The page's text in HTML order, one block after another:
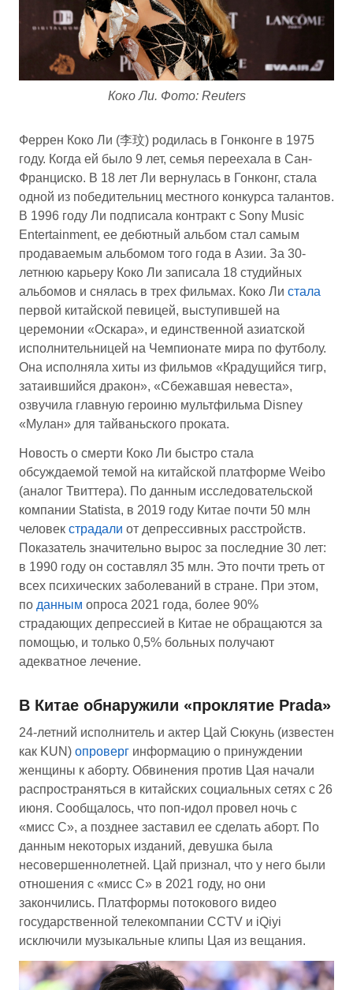
Коко Ли. Фото: Reuters
Феррен Коко Ли (李玟) родилась в Гонконге в 1975
году. Когда ей было 9 лет, семья переехала в Сан-
Франциско. В 18 лет Ли вернулась в Гонконг, стала
одной из победительниц местного конкурса талантов.
В 1996 году Ли подписала контракт с Sony Music
Entertainment, ее дебютный альбом стал самым
продаваемым альбомом того года в Азии. За 30-
летнюю карьеру Коко Ли записала 18 студийных
альбомов и снялась в трех фильмах. Коко Ли стала
первой китайской певицей, выступившей на
церемонии «Оскара», и единственной азиатской
исполнительницей на Чемпионате мира по футболу.
Она исполняла хиты из фильмов «Крадущийся тигр,
затаившийся дракон», «Сбежавшая невеста»,
озвучила главную героиню мультфильма Disney
«Мулан» для тайваньского проката.
Новость о смерти Коко Ли быстро стала
обсуждаемой темой на китайской платформе Weibo
(аналог Твиттера). По данным исследовательской
компании Statista, в 2019 году Китае почти 50 млн
человек страдали от депрессивных расстройств.
Показатель значительно вырос за последние 30 лет:
в 1990 году он составлял 35 млн. Это почти треть от
всех психических заболеваний в стране. При этом,
по данным опроса 2021 года, более 90%
страдающих депрессией в Китае не обращаются за
помощью, и только 0,5% больных получают
адекватное лечение.
В Китае обнаружили «проклятие Prada»
24-летний исполнитель и актер Цай Сюкунь (известен
как KUN) опроверг информацию о принуждении
женщины к аборту. Обвинения против Цая начали
распространяться в китайских социальных сетях с 26
июня. Сообщалось, что поп-идол провел ночь с
«мисс C», а позднее заставил ее сделать аборт. По
данным некоторых изданий, девушка была
несовершеннолетней. Цай признал, что у него были
отношения с «мисс С» в 2021 году, но они
закончились. Платформы потокового видео
государственной телекомпании CCTV и iQiyi
исключили музыкальные клипы Цая из вещания.